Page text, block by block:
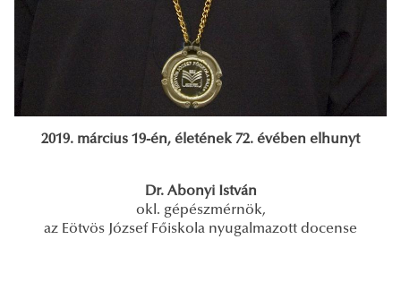
2019. március 19-én, életének 72. évében elhunyt
Dr. Abonyi István
okl. gépészmérnök,
az Eötvös József Főiskola nyugalmazott docense